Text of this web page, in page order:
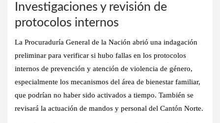
Investigaciones y revisión de
protocolos internos
La Procuraduría General de la Nación abrió una indagación
preliminar para verificar si hubo fallas en los protocolos
internos de prevención y atención de violencia de género,
especialmente los mecanismos del área de bienestar familiar,
que podrían no haber sido activados a tiempo. También se
revisará la actuación de mandos y personal del Cantón Norte.